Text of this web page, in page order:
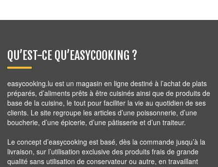
QU’EST-CE QU’EASYCOOKING ?
easycooking.lu est un magasin en ligne destiné à l’achat de plats
préparés, d’aliments prêts à être cuisinés ainsi que de produits de
base de la cuisine, le tout pour faciliter la vie au quotidien de ses
clients. Le site regroupe les articles d’une poissonnerie, d’une
boucherie, d’une épicerie, d’une pâtisserie et d’un traiteur.
Le concept d’easycooking est basé, dès la commande jusqu’à la
livraison, sur l’utilisation exclusive des produits frais de grande
qualité sans utilisation de conservateur ou autre, en travaillant